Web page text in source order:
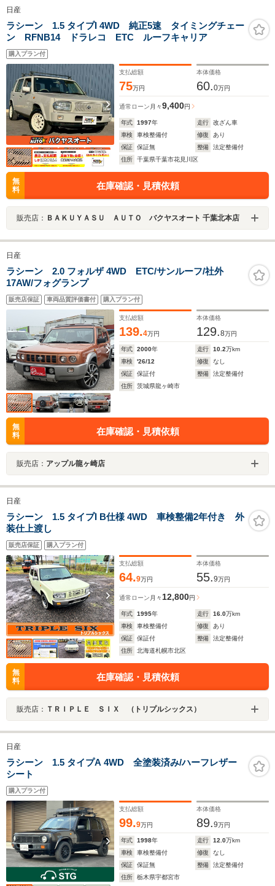
日産
ラシーン 1.5 タイプI 4WD 純正5速 タイミングチェー
ン RFNB14 ドラレコ ETC ルーフキャリア
購入プラン付
支払総額
75万円
本体価格
60.0万円
通常ローン 月々9,400円
年式 1997年 走行
改ざん車
車検
車検整備付 修復
あり
保証
保証無 整備
法定整備付
住所
千葉県千葉市花見川区
無
料
在庫確認・見積依頼
販売店： ＢＡＫＵＹＡＳＵ ＡＵＴＯ バクヤスオート 千葉北本店
日産
ラシーン 2.0 フォルザ 4WD ETC/サンルーフ/社外
17AW/フォグランプ
販売店保証 車両品質評価書付 購入プラン付
支払総額
139.4万円
本体価格
129.8万円
年式 2000年 走行 10.2万km
車検
'26/12 修復
なし
保証
保証付 整備
法定整備付
住所
茨城県龍ヶ崎市
無
料
在庫確認・見積依頼
販売店： アップル龍ヶ崎店
日産
ラシーン 1.5 タイプI B仕様 4WD 車検整備2年付き 外
装仕上渡し
販売店保証 購入プラン付
支払総額
64.9万円
本体価格
55.9万円
通常ローン 月々12,800円
年式 1995年 走行 16.0万km
車検
車検整備付 修復
あり
保証
保証付 整備
法定整備付
住所
北海道札幌市北区
無
料
在庫確認・見積依頼
販売店： ＴＲＩＰＬＥ ＳＩＸ （トリプルシックス）
日産
ラシーン 1.5 タイプA 4WD 全塗装済み/ハーフレザー
シート
購入プラン付
支払総額
99.9万円
本体価格
89.9万円
年式 1998年 走行 12.0万km
車検
車検整備付 修復
なし
保証
保証無 整備
法定整備付
住所
栃木県宇都宮市